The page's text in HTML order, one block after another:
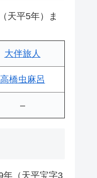
天平5年）ま
大伴旅人
高橋虫麻呂
–
年（天平宝字3